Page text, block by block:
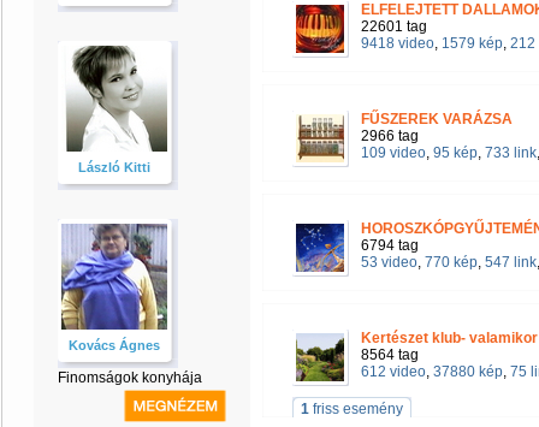
László Kitti
Kovács Ágnes
Finomságok konyhája
ELFELEJTETT
22601 tag
9418 video, 1579 kép, 212
FŰSZEREK VARÁZSA
2966 tag
109 video, 95 kép, 733 link
6794 tag
53 video, 770 kép, 547 link
Kertészet klub-
8564 tag
612 video, 37880 kép, 75
1 friss esemény